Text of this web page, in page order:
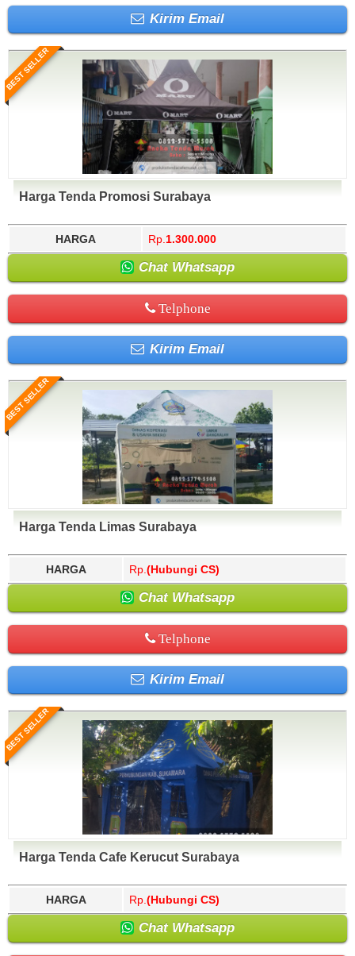
Kirim Email
BEST SELLER
Harga Tenda Promosi Surabaya
HARGA Rp. 1.300.000
Chat Whatsapp
Telphone
Kirim Email
BEST SELLER
Harga Tenda Limas Surabaya
HARGA Rp. (Hubungi CS)
Chat Whatsapp
Telphone
Kirim Email
BEST SELLER
Harga Tenda Cafe Kerucut Surabaya
HARGA Rp. (Hubungi CS)
Chat Whatsapp